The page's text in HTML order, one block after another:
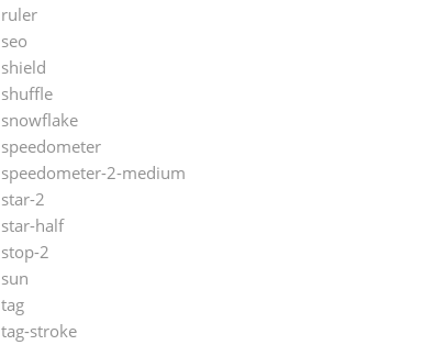
ruler
seo
shield
shuffle
snowflake
speedometer
speedometer-2-medium
star-2
star-half
stop-2
sun
tag
tag-stroke